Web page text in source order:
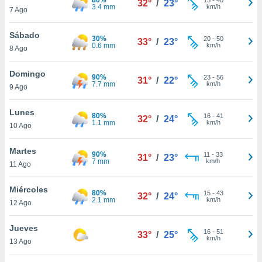
más
nuestra
y
de
disponible
cookies
aceptar
7 Ago
3.4 mm
32° / 23°
km/h
Sábado
8 Ago
30%
0.6 mm
33° / 23° 20- 50
km/h
Domingo
9 Ago
90%
7.7 mm
31° / 22° 23- 56
km/h
Lunes
10 Ago
80%
1.1 mm
32° / 24° 16- 41
km/h
Martes
11 Ago
90%
7 mm
31° / 23° 11 - 33
km/h
Miércoles
12 Ago
80%
2.1 mm
32° / 24° 15- 43
km/h
Jueves
13 Ago
33° / 25° 16- 51
km/h